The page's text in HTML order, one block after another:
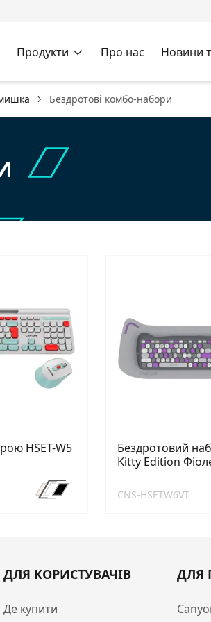
Продукти Про нас Новини
Бездротові комбо-набори
HSET-W5
Бездротовий
Kitty Edition
CNS-HSETW6VT
ДЛЯ КОРИСТУВАЧІВ
Де купити
ДЛЯ